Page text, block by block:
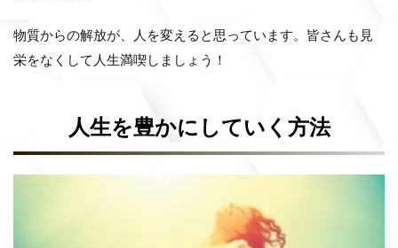
物質からの解放が、人を変えると思っています。皆さんも見
栄をなくして人生満喫しましょう！
人生を豊かにしていく方法